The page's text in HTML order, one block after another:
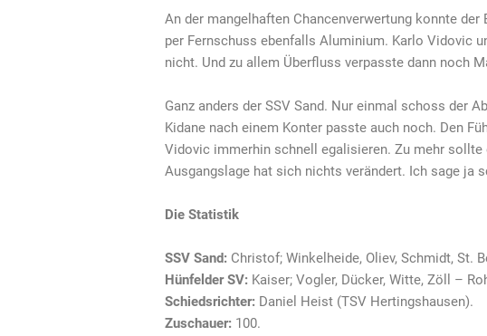
An der mangelhaften Chancenverwertung konnte
per Fernschuss ebenfalls Aluminium. Karlo Vidovic
nicht. Und zu allem Überfluss verpasste dann noch
Ganz anders der SSV Sand. Nur einmal schoss der
Kidane nach einem Konter passte auch noch. Den
Vidovic immerhin schnell egalisieren. Zu mehr sollte
Ausgangslage hat sich nichts verändert. Ich sage ja
Die Statistik
SSV Sand: Christof; Winkelheide, Oliev, Schmidt, St.
Hünfelder SV: Kaiser; Vogler, Dücker, Witte, Zöll –
Schiedsrichter: Daniel Heist (TSV Hertingshausen).
Zuschauer: 100.